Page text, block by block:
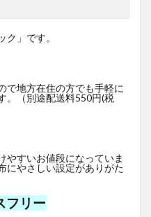
」です。
で地方在住の方でも手軽に
。（別途配送料550円(税
やすいお値段になっていま
にやさしい設定がありがた
フリー